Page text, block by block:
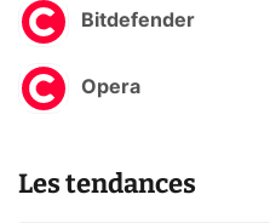
Bitdefender
Opera
Les tendances